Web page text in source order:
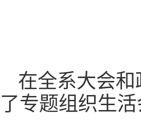
在全系大会
了专题组织生